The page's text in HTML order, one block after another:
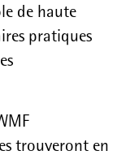
de haute
pratiques
trouveront en